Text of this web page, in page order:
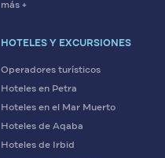
más +
HOTELES Y EXCURSIONES
Operadores turísticos
Hoteles en Petra
Hoteles en el Mar Muerto
Hoteles de Aqaba
Hoteles de Irbid